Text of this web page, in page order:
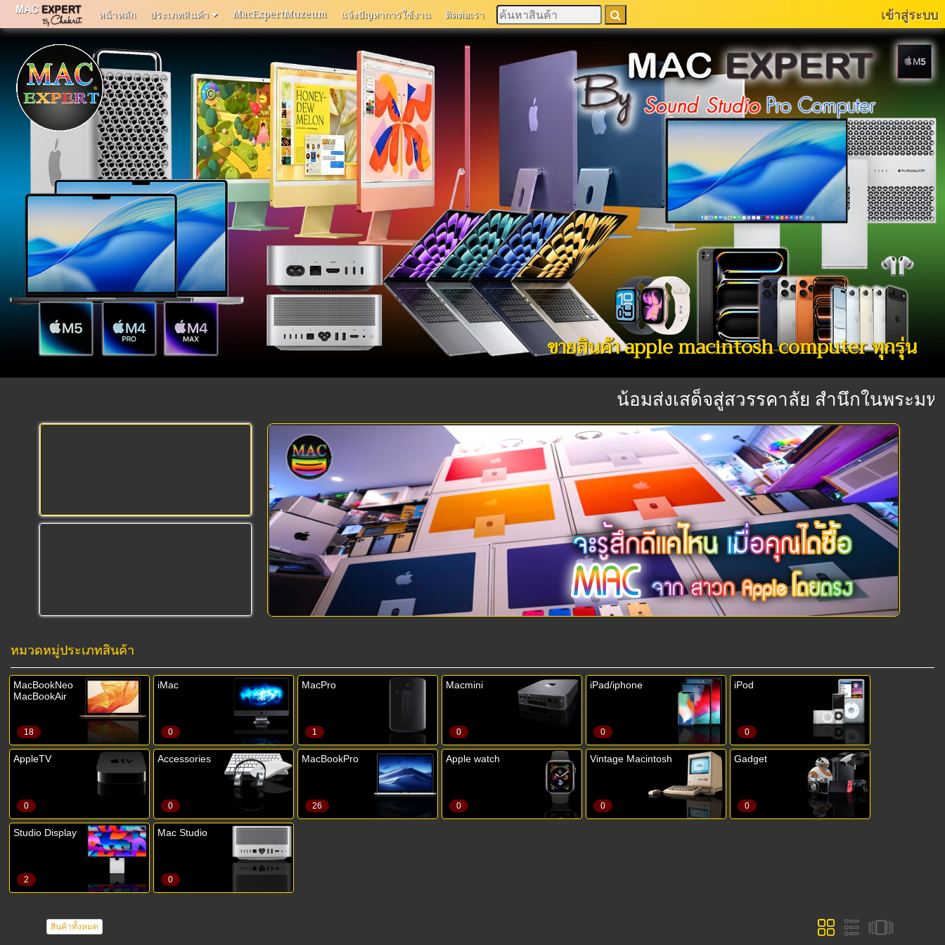
หน้า
หลัก
MacExpertMuzeum
แจ้ง
งาน
เรา
ประเภท
สินค้า
หน้าหลัก ประเภทสินค้า MacExpertMuzeum แจ้งปัญหาการใช้งาน ติดต่อเรา เข้าสู่ระบบ
ขายสินค้า
น้อมส่งเสด็จสู่สวรรคาลัย สำนึกในพระมหาก
หมวดหมู่ประเภทสินค้า
MacBookNeo
MacBookAir
18
iMac
0
MacPro
1
Macmini
0
iPad/iphone
0
iPod
0
AppleTV
0
Accessories
0
MacBookPro
26
Apple watch
0
Vintage Macintosh
0
Gadget
0
Studio Display
2
Mac Studio
0
สินค้าทั้งหมด